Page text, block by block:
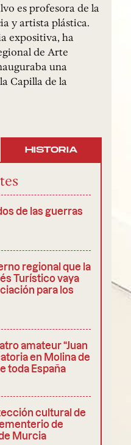
es profesora de la
y artista plástica.
expositiva, ha
de Arte
una
Capilla de la
HISTORIA
de las guerras
regional que la
Turístico vaya
para los
amateur “Juan
en Molina de
toda España
cultural de
de
Murcia